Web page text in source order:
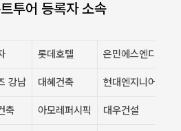
투어 등록자 소속
롯데호텔 은민에스엔디
강남 대혜건축 현대엔지니어링
축 아모레퍼시픽 대우건설